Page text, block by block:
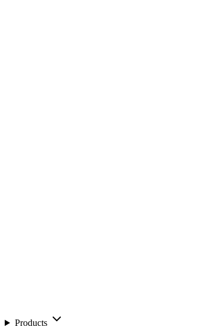
Products